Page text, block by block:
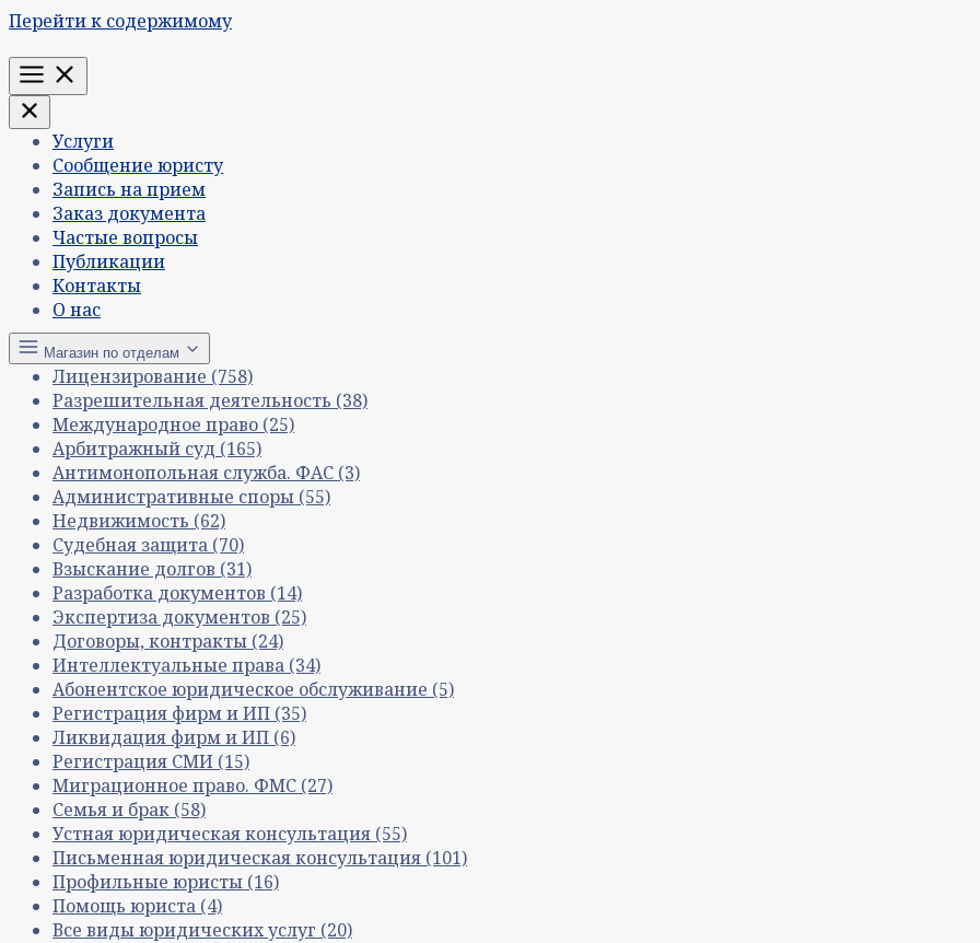
Перейти к содержимому
Меню
Услуги
Сообщение юристу
Запись на прием
Заказ документа
Частые вопросы
Публикации
Контакты
О нас
Магазин по отделам
Лицензирование (758)
Разрешительная деятельность (38)
Международное право (25)
Арбитражный суд (165)
Антимонопольная служба. ФАС (3)
Административные споры (55)
Недвижимость (62)
Судебная защита (70)
Взыскание долгов (31)
Разработка документов (14)
Экспертиза документов (25)
Договоры, контракты (24)
Интеллектуальные права (34)
Абонентское юридическое обслуживание (5)
Регистрация фирм и ИП (35)
Ликвидация фирм и ИП (6)
Регистрация СМИ (15)
Миграционное право. ФМС (27)
Семья и брак (58)
Устная юридическая консультация (55)
Письменная юридическая консультация (101)
Профильные юристы (16)
Помощь юриста (4)
Все виды юридических услуг (20)